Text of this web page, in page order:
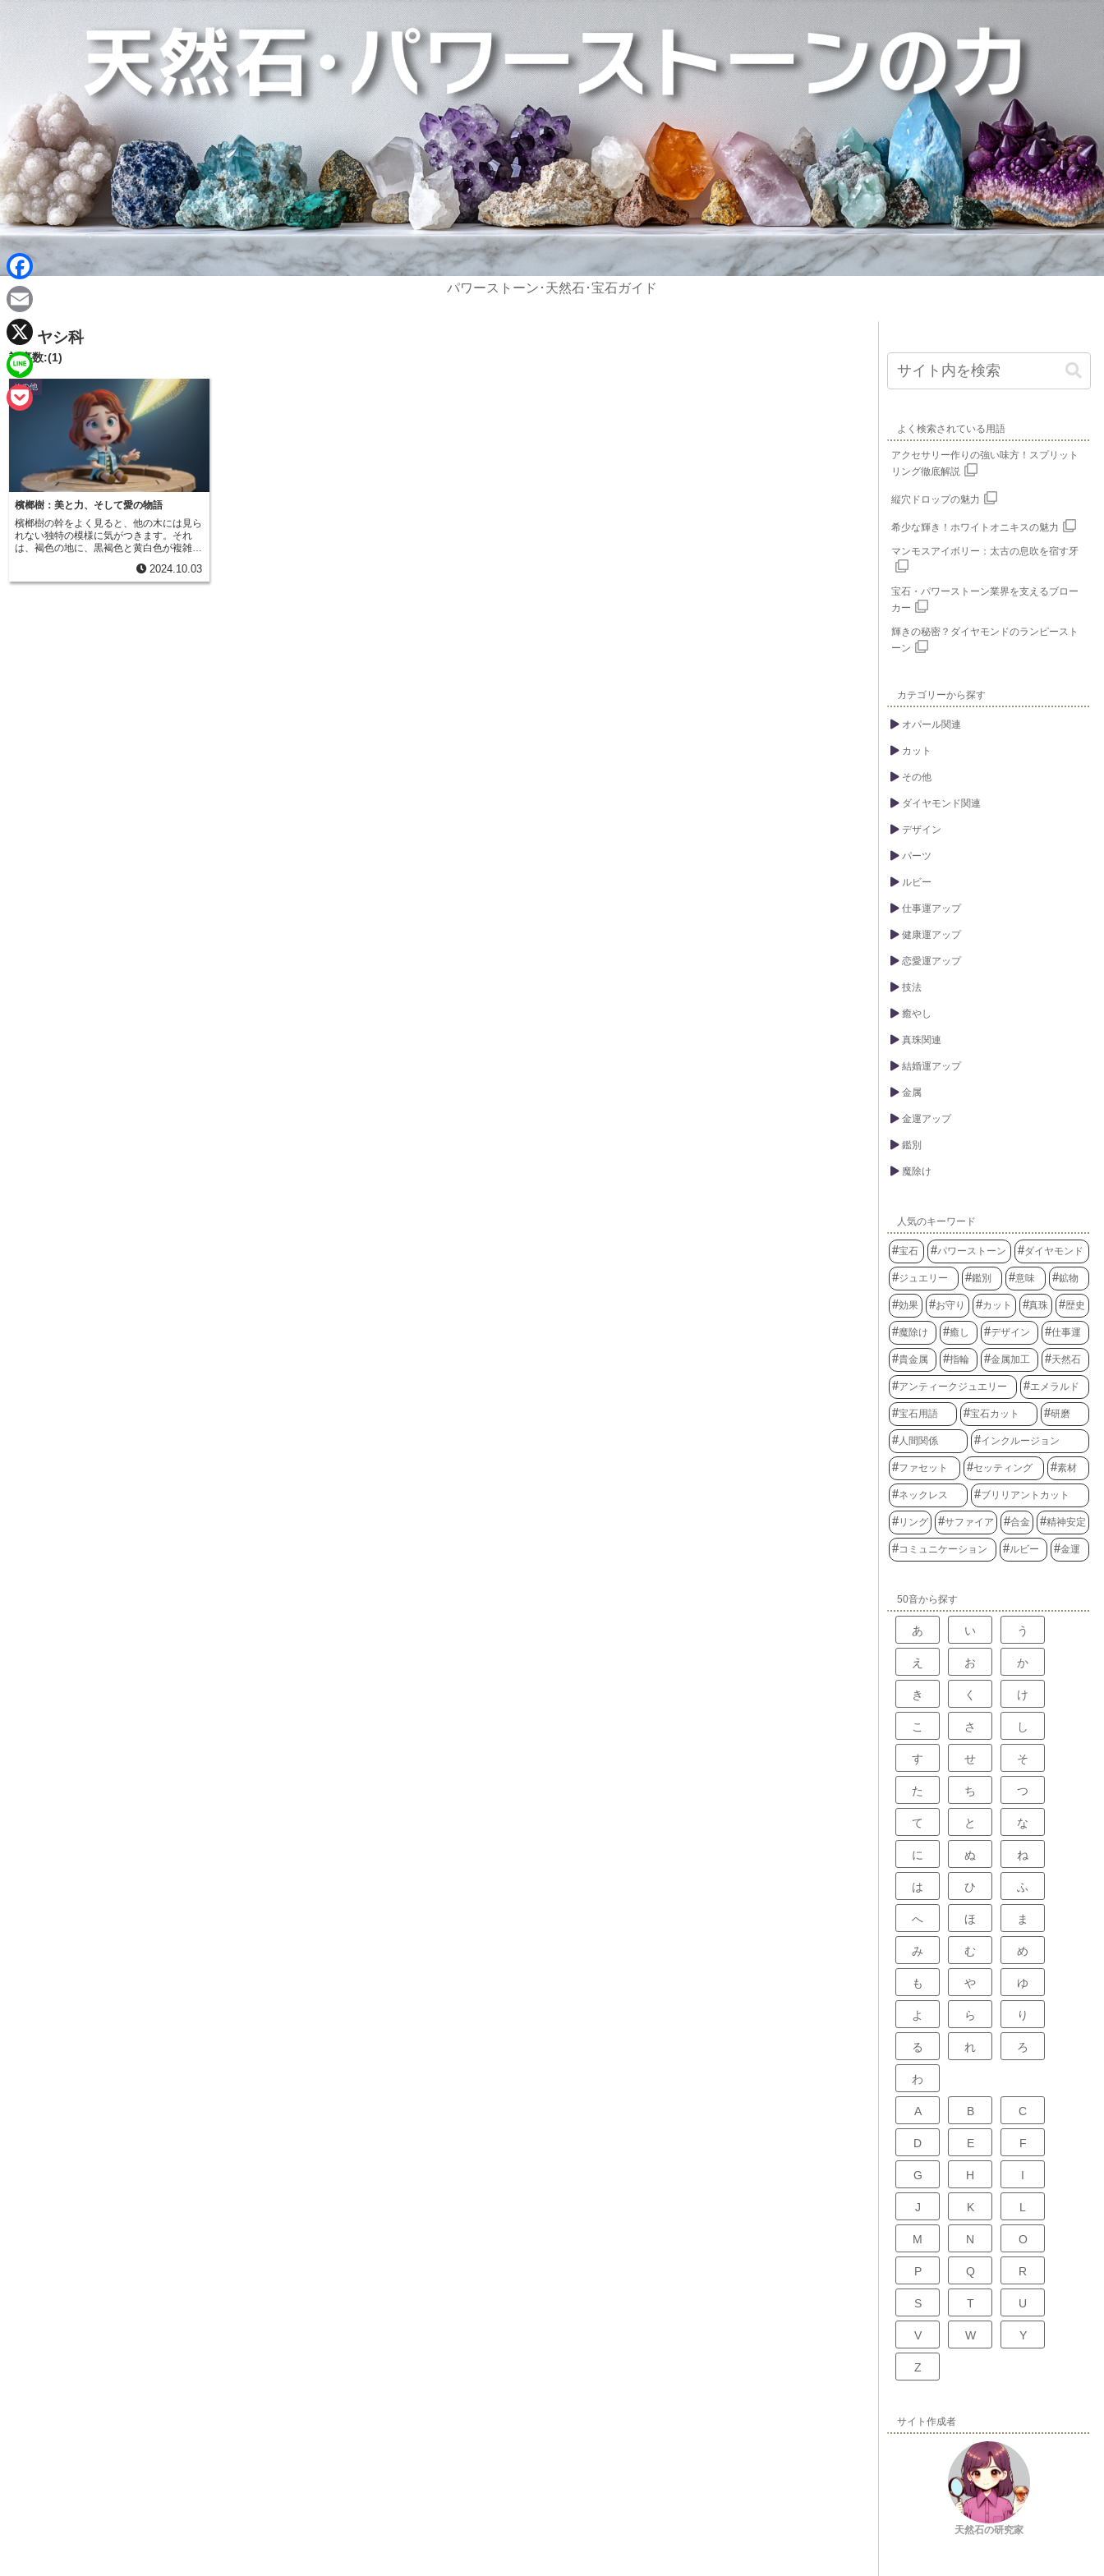
パワーストーン･天然石･宝石ガイド
ヤシ科
記事数:(1)
その他
檳榔樹：美と力、そして愛の物語
檳榔樹の幹をよく見ると、他の木には見ら
れない独特の模様に気がつきます。それ
は、褐色の地に、黒褐色と黄白色が複雑に
抽象画のように、一本一本の樹で異なる模
様が現れ、その美しさは見る人を魅了しま
2024.10.03
よく検索されている用語
アクセサリー作りの強い味方！スプリット
リング徹底解説
縦穴ドロップの魅力
希少な輝き！ホワイトオニキスの魅力
マンモスアイボリー：太古の息吹を宿す牙
宝石・パワーストーン業界を支えるブロー
カー
輝きの秘密？ダイヤモンドのランピースト
ーン
カテゴリーから探す
オパール関連
カット
その他
ダイヤモンド関連
デザイン
パーツ
ルビー
仕事運アップ
健康運アップ
恋愛運アップ
技法
癒やし
真珠関連
結婚運アップ
金属
金運アップ
鑑別
魔除け
人気のキーワード
宝石 パワーストーン ダイヤモンド
ジュエリー 鑑別 意味 鉱物
効果 お守り カット 真珠 歴史
魔除け 癒し デザイン 仕事運
貴金属 指輪 金属加工 天然石
アンティークジュエリー エメラルド
宝石用語 宝石カット 研磨
人間関係 インクルージョン
ファセット セッティング 素材
ネックレス ブリリアントカット
リング サファイア 合金 精神安定
コミュニケーション ルビー 金運
50音から探す
あ い う
え お か
き く け
こ さ し
す せ そ
た ち つ
て と な
に ぬ ね
は ひ ふ
へ ほ ま
み む め
も や ゆ
よ ら り
る れ ろ
わ
A B C
D E F
G H I
J K L
M N O
P Q R
S T U
V W Y
Z
サイト作成者
天然石の研究家
F
a
c
e
b
E
m
a
i
X
L